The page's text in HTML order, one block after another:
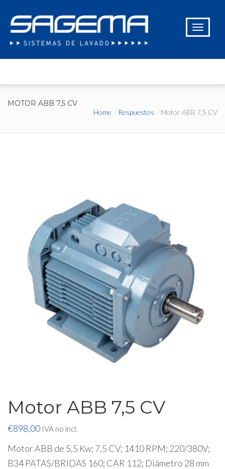
MOTOR ABB 7,5 CV
Home Respuestos Motor ABB 7,5 CV
Motor ABB 7,5 CV
€898,00 IVA no incl.
Motor ABB de 5,5 Kw; 7,5 CV; 1410 RPM; 220/380V;
B34 PATAS/BRIDAS 160; CAR 112; Diámetro 28 mm